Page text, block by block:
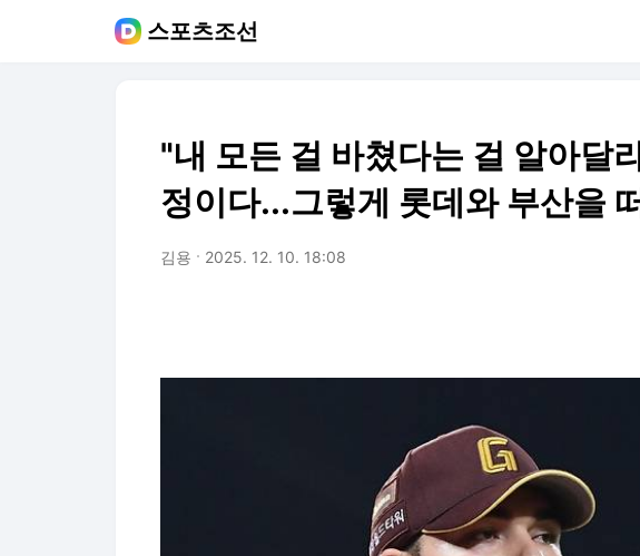
스포츠조선
"내 모든 걸 바쳤다는 걸 알아달
정이다...그렇게 롯데와 부산을
김용 2025. 12. 10. 18:08